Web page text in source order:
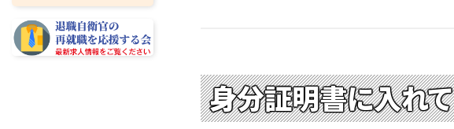
2009年
2008年
身分証明書に入れ